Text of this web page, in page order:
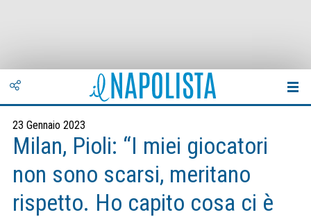
23 Gennaio 2023
Milan, Pioli: “I miei giocatori
non sono scarsi, meritano
rispetto. Ho capito cosa ci è